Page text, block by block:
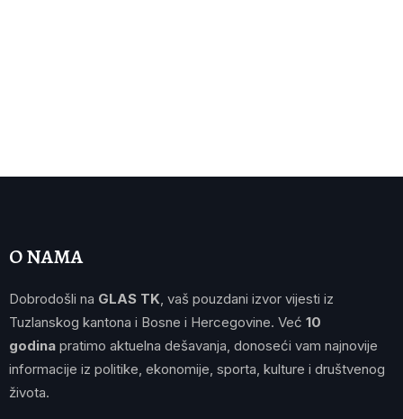
O NAMA
Dobrodošli na GLAS TK, vaš pouzdani izvor vijesti iz
Tuzlanskog kantona i Bosne i Hercegovine. Već 10
godina pratimo aktuelna dešavanja, donoseći vam najnovije
informacije iz politike, ekonomije, sporta, kulture i društvenog
života.